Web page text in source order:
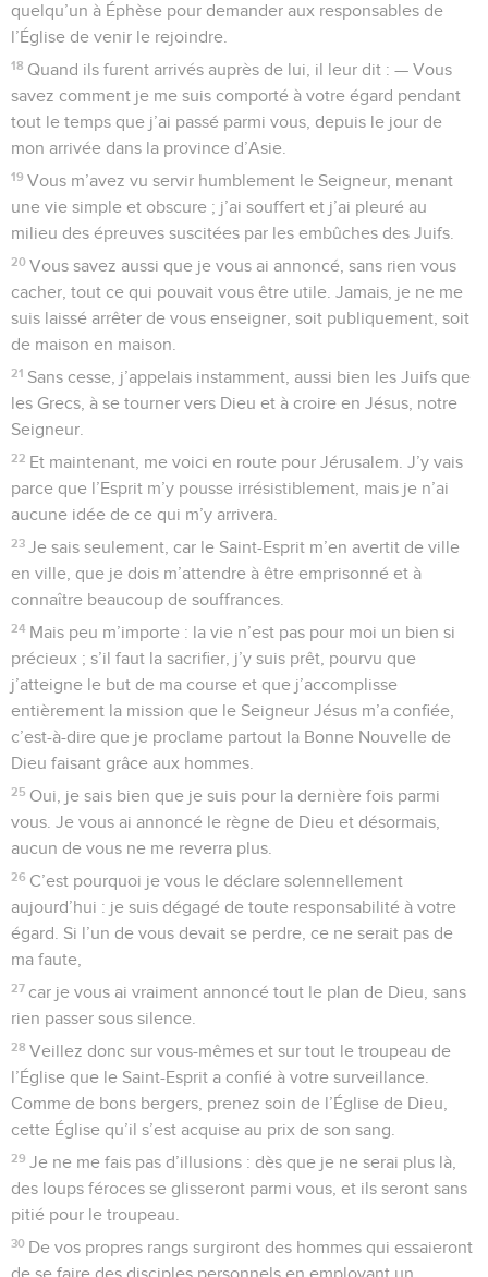
quelqu’un à Éphèse pour demander aux responsables de
l’Église de venir le rejoindre.
18 Quand ils furent arrivés auprès de lui, il leur dit : — Vous
savez comment je me suis comporté à votre égard pendant
tout le temps que j’ai passé parmi vous, depuis le jour de
mon arrivée dans la province d’Asie.
19 Vous m’avez vu servir humblement le Seigneur, menant
une vie simple et obscure ; j’ai souffert et j’ai pleuré au
milieu des épreuves suscitées par les embûches des Juifs.
20 Vous savez aussi que je vous ai annoncé, sans rien vous
cacher, tout ce qui pouvait vous être utile. Jamais, je ne me
suis laissé arrêter de vous enseigner, soit publiquement, soit
de maison en maison.
21 Sans cesse, j’appelais instamment, aussi bien les Juifs que
les Grecs, à se tourner vers Dieu et à croire en Jésus, notre
Seigneur.
22 Et maintenant, me voici en route pour Jérusalem. J’y vais
parce que l’Esprit m’y pousse irrésistiblement, mais je n’ai
aucune idée de ce qui m’y arrivera.
23 Je sais seulement, car le Saint-Esprit m’en avertit de ville
en ville, que je dois m’attendre à être emprisonné et à
connaître beaucoup de souffrances.
24 Mais peu m’importe : la vie n’est pas pour moi un bien si
précieux ; s’il faut la sacrifier, j’y suis prêt, pourvu que
j’atteigne le but de ma course et que j’accomplisse
entièrement la mission que le Seigneur Jésus m’a confiée,
c’est-à-dire que je proclame partout la Bonne Nouvelle de
Dieu faisant grâce aux hommes.
25 Oui, je sais bien que je suis pour la dernière fois parmi
vous. Je vous ai annoncé le règne de Dieu et désormais,
aucun de vous ne me reverra plus.
26 C’est pourquoi je vous le déclare solennellement
aujourd’hui : je suis dégagé de toute responsabilité à votre
égard. Si l’un de vous devait se perdre, ce ne serait pas de
ma faute,
27 car je vous ai vraiment annoncé tout le plan de Dieu, sans
rien passer sous silence.
28 Veillez donc sur vous-mêmes et sur tout le troupeau de
l’Église que le Saint-Esprit a confié à votre surveillance.
Comme de bons bergers, prenez soin de l’Église de Dieu,
cette Église qu’il s’est acquise au prix de son sang.
29 Je ne me fais pas d’illusions : dès que je ne serai plus là,
des loups féroces se glisseront parmi vous, et ils seront sans
pitié pour le troupeau.
30 De vos propres rangs surgiront des hommes qui essaieront
de se faire des disciples personnels en employant un